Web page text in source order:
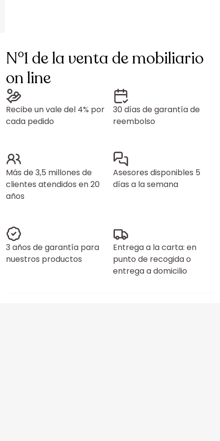
N°1 de la venta de mobiliario
on line
Recibe un vale del 4% por
cada pedido
30 días de garantía de
reembolso
Más de 3,5 millones de
clientes atendidos en 20
años
Asesores disponibles 5
días a la semana
3 años de garantía para
nuestros productos
Entrega a la carta: en
punto de recogida o
entrega a domicilio